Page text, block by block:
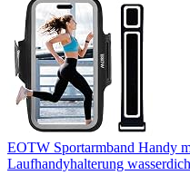
EOTW Sportarmband Handy
Laufhandyhalterung